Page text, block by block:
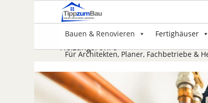
Bauen & Renovieren Fertighäuser
Für Architekten, Planer, Fachbetriebe &
Heizungsrohre